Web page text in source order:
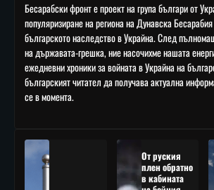
Бесарабски фронт е проект на група българи от
популяризиране на региона на Дунавска
българското наследство в Украйна. След
на държавата-грешка, ние насочихме нашата
ежедневни хроники за войната в Украйна на
българският читател да получава актуална
се в момента.
От руския
плен обратно
в кабината